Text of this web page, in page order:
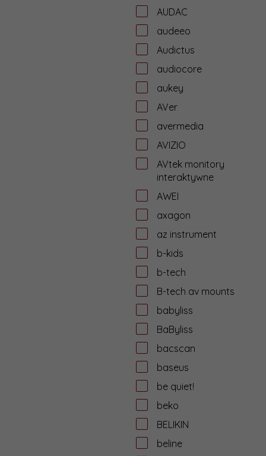
AUDAC
audeeo
Audictus
audiocore
aukey
AVer
avermedia
AVIZIO
AVtek monitory
interaktywne
AWEI
axagon
az instrument
b-kids
b-tech
B-tech av mounts
babyliss
BaByliss
bacscan
baseus
be quiet!
beko
BELIKIN
beline